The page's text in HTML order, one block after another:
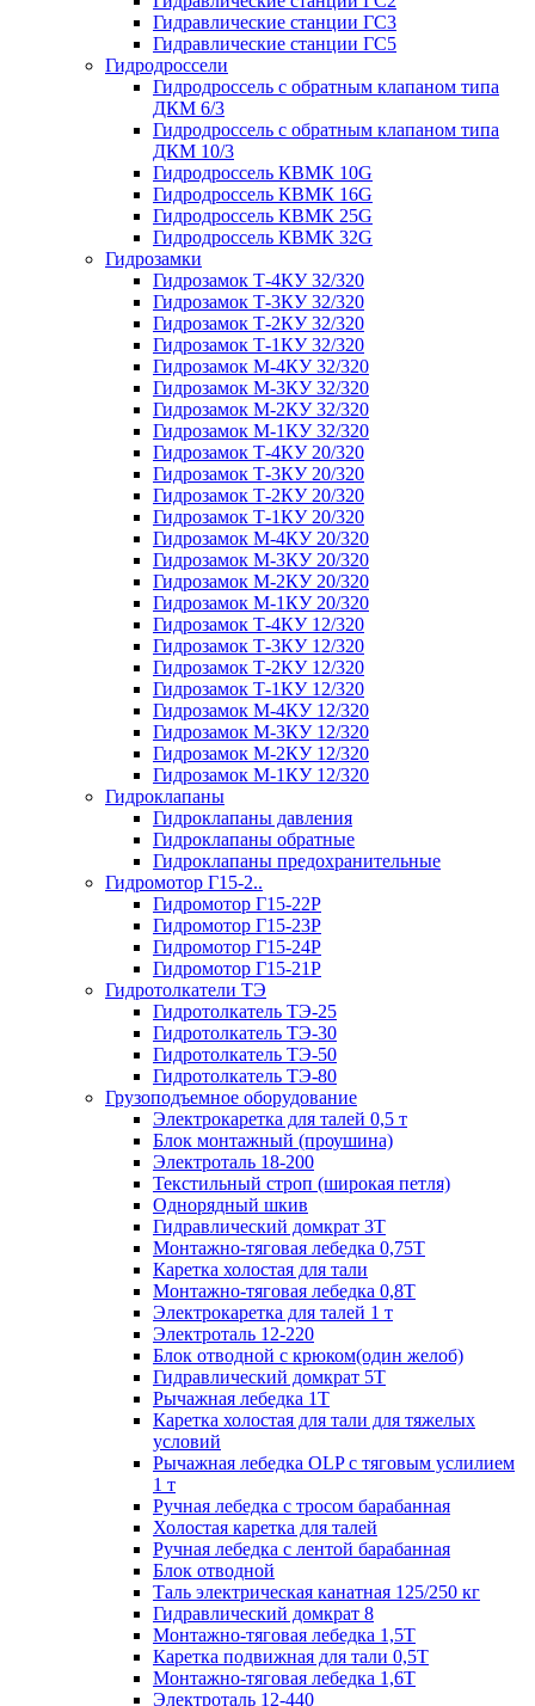
Гидравлические станции ГС3
Гидравлические станции ГС5
Гидродроссели
Гидродроссель с обратным клапаном типа
ДКМ 6/3
Гидродроссель с обратным клапаном типа
ДКМ 10/3
Гидродроссель КВМК 10G
Гидродроссель КВМК 16G
Гидродроссель КВМК 25G
Гидродроссель КВМК 32G
Гидрозамки
Гидрозамок Т-4КУ 32/320
Гидрозамок Т-3КУ 32/320
Гидрозамок Т-2КУ 32/320
Гидрозамок Т-1КУ 32/320
Гидрозамок М-4КУ 32/320
Гидрозамок М-3КУ 32/320
Гидрозамок М-2КУ 32/320
Гидрозамок М-1КУ 32/320
Гидрозамок Т-4КУ 20/320
Гидрозамок Т-3КУ 20/320
Гидрозамок Т-2КУ 20/320
Гидрозамок Т-1КУ 20/320
Гидрозамок М-4КУ 20/320
Гидрозамок М-3КУ 20/320
Гидрозамок М-2КУ 20/320
Гидрозамок М-1КУ 20/320
Гидрозамок Т-4КУ 12/320
Гидрозамок Т-3КУ 12/320
Гидрозамок Т-2КУ 12/320
Гидрозамок Т-1КУ 12/320
Гидрозамок М-4КУ 12/320
Гидрозамок М-3КУ 12/320
Гидрозамок М-2КУ 12/320
Гидрозамок М-1КУ 12/320
Гидроклапаны
Гидроклапаны давления
Гидроклапаны обратные
Гидроклапаны предохранительные
Гидромотор Г15-2..
Гидромотор Г15-22Р
Гидромотор Г15-23Р
Гидромотор Г15-24Р
Гидромотор Г15-21Р
Гидротолкатели ТЭ
Гидротолкатель ТЭ-25
Гидротолкатель ТЭ-30
Гидротолкатель ТЭ-50
Гидротолкатель ТЭ-80
Грузоподъемное оборудование
Электрокаретка для талей 0,5 т
Блок монтажный (проушина)
Электроталь 18-200
Текстильный строп (широкая петля)
Однорядный шкив
Гидравлический домкрат 3T
Монтажно-тяговая лебедка 0,75Т
Каретка холостая для тали
Монтажно-тяговая лебедка 0,8Т
Электрокаретка для талей 1 т
Электроталь 12-220
Блок отводной с крюком(один желоб)
Гидравлический домкрат 5T
Рычажная лебедка 1Т
Каретка холостая для тали для тяжелых
условий
Рычажная лебедка OLP с тяговым услилием
1 т
Ручная лебедка с тросом барабанная
Холостая каретка для талей
Ручная лебедка с лентой барабанная
Блок отводной
Таль электрическая канатная 125/250 кг
Гидравлический домкрат 8
Монтажно-тяговая лебедка 1,5Т
Каретка подвижная для тали 0,5Т
Монтажно-тяговая лебедка 1,6Т
Электроталь 12-440